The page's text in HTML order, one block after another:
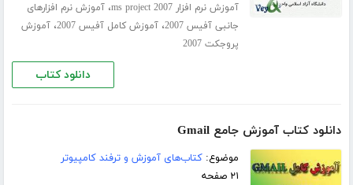
آموزش نرم افزار ms project 2007 ،آموزش نرم افزارهای
جانبی آفیس 2007
،آموزش کامل آفیس 2007 ،آموزش
پروجکت 2007
دانلود کتاب
دانلود کتاب آموزش جامع Gmail
موضوع:کتاب‌های آموزش و ترفند کامپیوتر
۲۱ صفحه